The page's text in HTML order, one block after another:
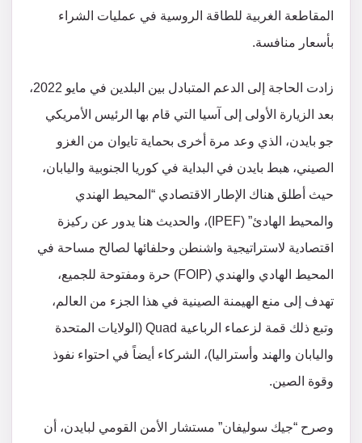
المقاطعة الغربية للطاقة الروسية في عمليات الشراء
بأسعار منافسة.
زادت الحاجة إلى الدعم المتبادل بين البلدين في مايو 2022،
بعد الزيارة الأولى إلى آسيا التي قام بها الرئيس الأمريكي
جو بايدن، الذي وعد مرة أخرى بحماية تايوان من الغزو
الصيني، هبط بايدن في البداية في كوريا الجنوبية واليابان،
حيث أطلق هناك الإطار الاقتصادي “المحيط الهندي
والمحيط الهادئ” (IPEF)، والحديث هنا يدور عن ركيزة
اقتصادية لاستراتيجية واشنطن وحلفائها لصالح مساحة في
المحيط الهادي والهندي (FOIP) حرة ومفتوحة للجميع،
تهدف إلى منع الهيمنة الصينية في هذا الجزء من العالم،
وتبع ذلك قمة لزعماء الرباعية Quad (الولايات المتحدة
واليابان والهند وأستراليا)، الشركاء أيضاً في احتواء نفوذ
وقوة الصين.
وصرح “جيك سوليفان” مستشار الأمن القومي لبايدن، أن